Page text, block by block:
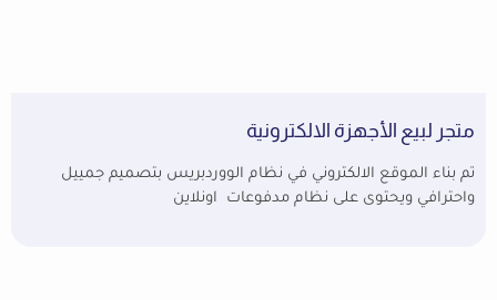
متجر لبيع الأجهزة الالكترونية
تم بناء الموقع الالكتروني في نظام الووردبريس بتصميم جمييل
واحترافي ويحتوى على نظام مدفوعات اونلاين